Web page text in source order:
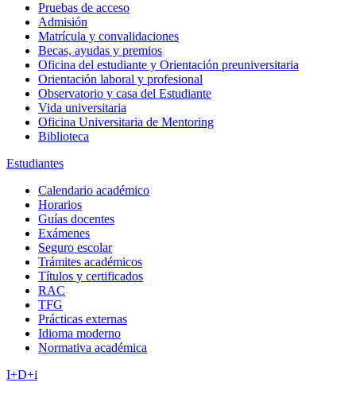
Pruebas de acceso
Admisión
Matrícula y convalidaciones
Becas, ayudas y premios
Oficina del estudiante y Orientación preuniversitaria
Orientación laboral y profesional
Observatorio y casa del Estudiante
Vida universitaria
Oficina Universitaria de Mentoring
Biblioteca
Estudiantes
Calendario académico
Horarios
Guías docentes
Exámenes
Seguro escolar
Trámites académicos
Títulos y certificados
RAC
TFG
Prácticas externas
Idioma moderno
Normativa académica
I+D+i